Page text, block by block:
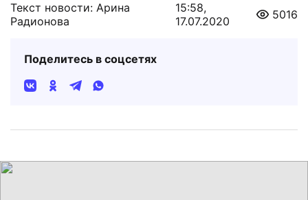
Текст новости: Арина
Радионова
15:58,
17.07.2020
5016
Поделитесь в соцсетях